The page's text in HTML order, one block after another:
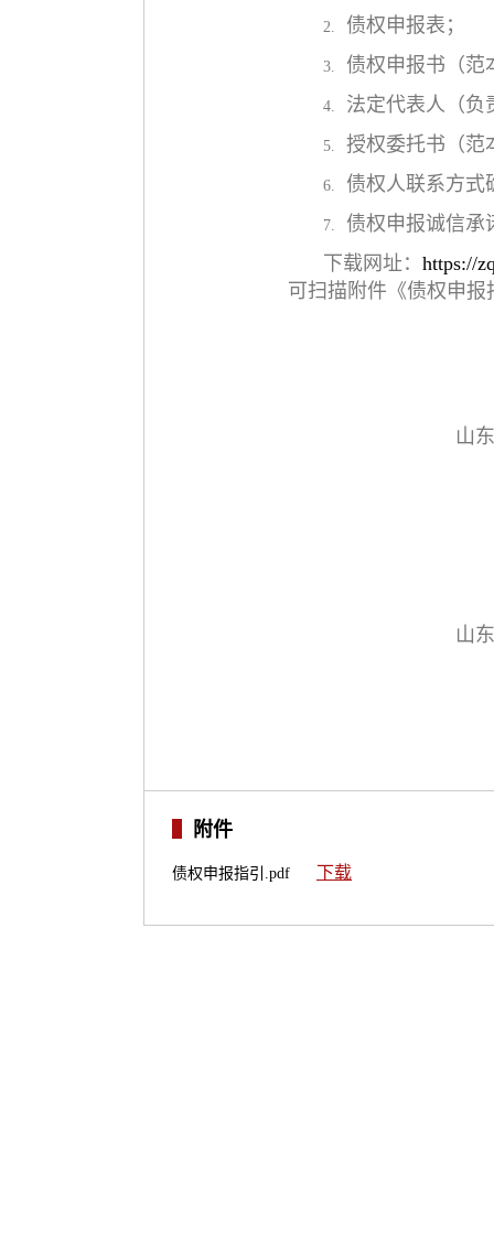
2. 债权申报表；
3. 债权申报书（范
4. 法定代表人（负
5. 授权委托书（范
6. 债权人联系方式
7.
债权申报诚信承
下载网址： https://
可扫描附件《债权申
山
山
附件
债权申报指引.pdf 下载